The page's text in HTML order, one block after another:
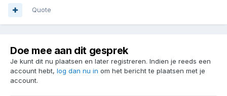
Quote
Doe mee aan dit gesprek
Je kunt dit nu plaatsen en later registreren. Indien je reeds een
account hebt, log dan nu in om het bericht te plaatsen met je
account.